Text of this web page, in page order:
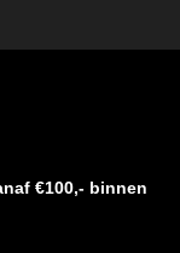
€100,- binnen